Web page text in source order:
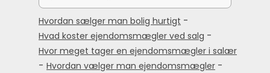
Hvordan sælger man bolig hurtigt -
Hvad koster ejendomsmægler ved salg -
Hvor meget tager en ejendomsmægler i salær
- Hvordan vælger man ejendomsmægler -